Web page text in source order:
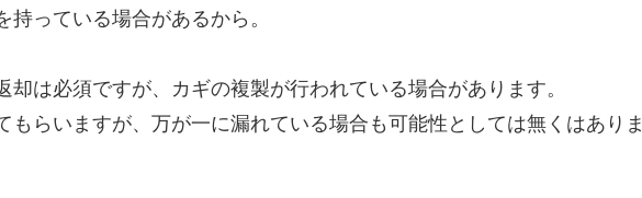
っている場合があるから。
却は必須ですが、カギの複製が行われている場合があります。
もらいますが、万が一に漏れている場合も可能性としては無くはありま